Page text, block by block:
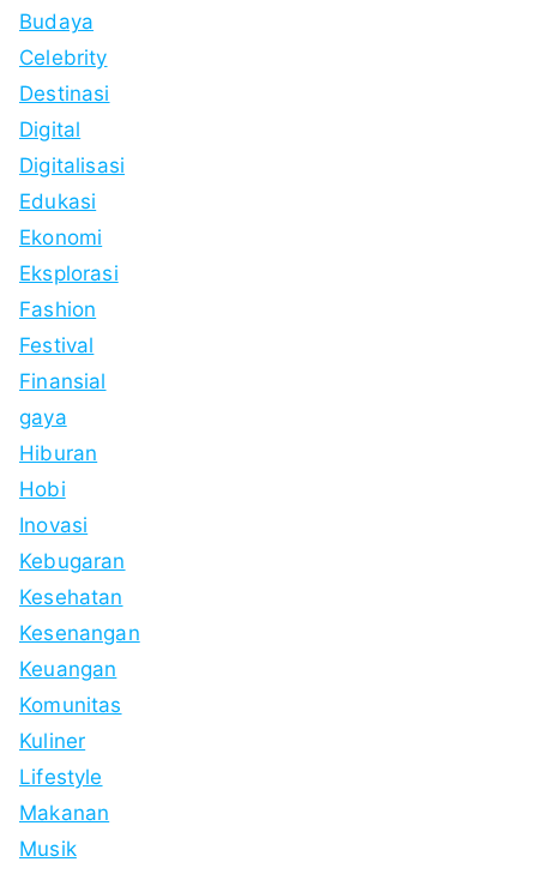
Budaya
Celebrity
Destinasi
Digital
Digitalisasi
Edukasi
Ekonomi
Eksplorasi
Fashion
Festival
Finansial
gaya
Hiburan
Hobi
Inovasi
Kebugaran
Kesehatan
Kesenangan
Keuangan
Komunitas
Kuliner
Lifestyle
Makanan
Musik